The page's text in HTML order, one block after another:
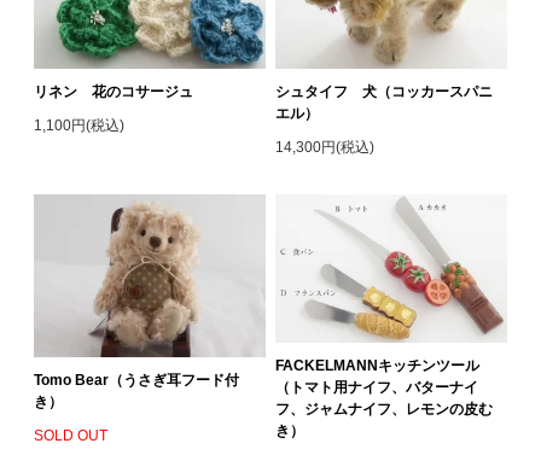
リネン 花のコサージュ
1,100円(税込)
シュタイフ 犬（コッカースパニ
エル）
14,300円(税込)
Tomo Bear（うさぎ耳フード付
き）
SOLD OUT
FACKELMANNキッチンツール
（トマト用ナイフ、バターナイ
フ、ジャムナイフ、レモンの皮む
き）